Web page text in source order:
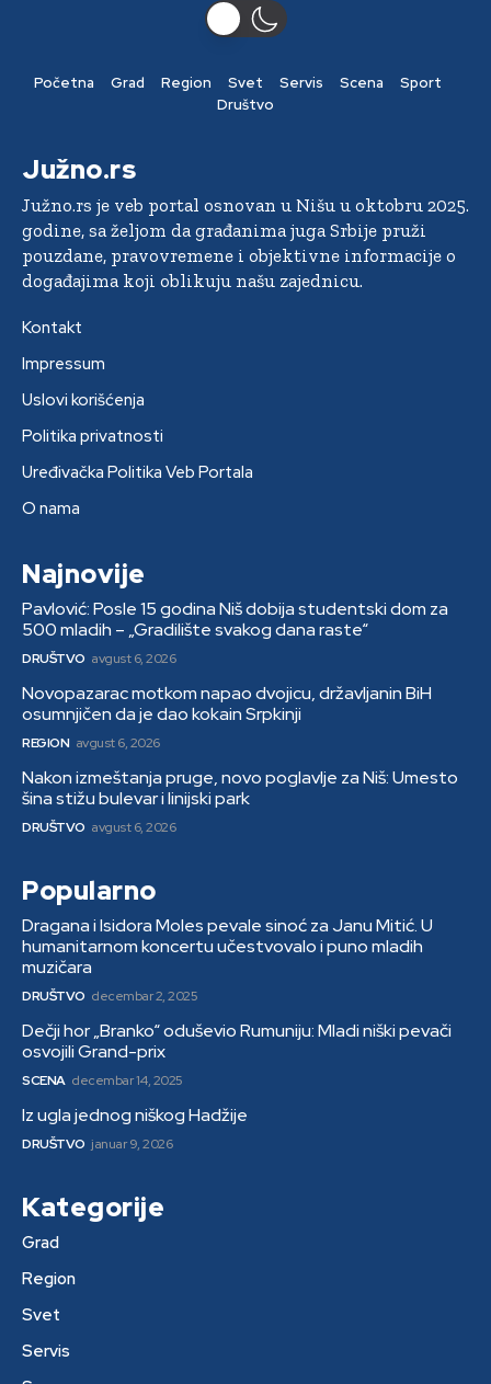
Početna Grad Region Svet Servis Scena
Sport
Društvo
Južno.rs
Južno.rs je veb portal osnovan u Nišu u oktobru 2025.
godine, sa željom da građanima juga Srbije pruži
pouzdane, pravovremene i objektivne informacije o
događajima koji oblikuju našu zajednicu.
Kontakt
Impressum
Uslovi korišćenja
Politika privatnosti
Uređivačka Politika Veb Portala
O nama
Najnovije
Pavlović: Posle 15 godina Niš dobija studentski dom za
500 mladih – „Gradilište svakog dana raste“
DRUŠTVO avgust 6, 2026
Novopazarac motkom napao dvojicu, državljanin BiH
osumnjičen da je dao kokain Srpkinji
REGION avgust 6, 2026
Nakon izmeštanja pruge, novo poglavlje za Niš: Umesto
šina stižu bulevar i linijski park
DRUŠTVO avgust 6, 2026
Popularno
Dragana i Isidora Moles pevale sinoć za Janu Mitić. U
humanitarnom koncertu učestvovalo i puno mladih
muzičara
DRUŠTVO decembar 2, 2025
Dečji hor „Branko“ oduševio Rumuniju: Mladi niški pevači
osvojili Grand-prix
SCENA decembar 14, 2025
Iz ugla jednog niškog Hadžije
DRUŠTVO januar 9, 2026
Kategorije
Grad
Region
Svet
Servis